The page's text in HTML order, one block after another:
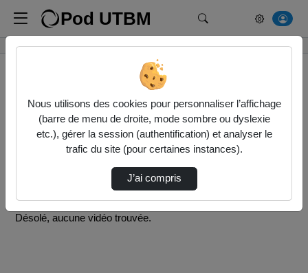
Pod UTBM Rechercher un
Accueil Vidéos
0 vidéo trouvée
Désolé, aucune vidéo trouvée.
Nous utilisons des cookies pour personnaliser l’affichage
(barre de menu de droite, mode sombre ou dyslexie
etc.), gérer la session (authentification) et analyser le
trafic du site (pour certaines instances).
J’ai compris